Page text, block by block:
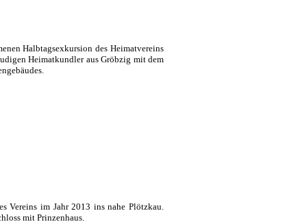
Halbtagsexkursion des Heimatvereins
Heimatkundler aus Gröbzig mit dem
Vereins im Jahr 2013 ins nahe Plötzkau.
mit Prinzenhaus.